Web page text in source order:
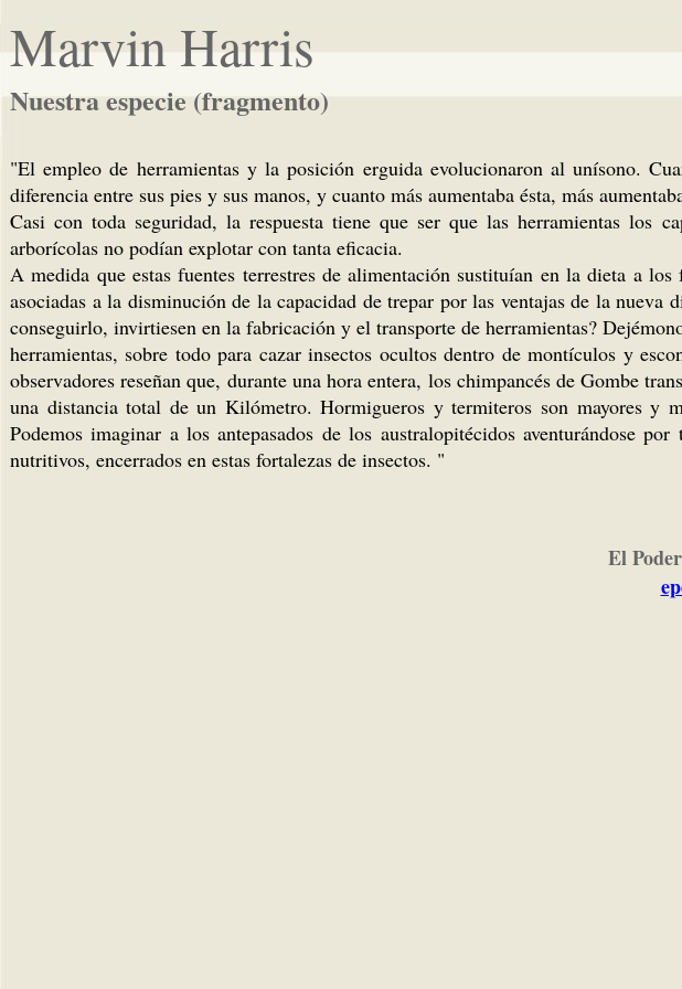
Marvin Harris
Nuestra especie (fragmento)
"El empleo de herramientas y la posición erguida evolucionaron al unísono.
diferencia entre sus pies y sus manos, y cuanto más aumentaba ésta, más
Casi con toda seguridad, la respuesta tiene que ser que las herramientas los
arborícolas no podían explotar con tanta eficacia.
A medida que estas fuentes terrestres de alimentación sustituían en la dieta a
asociadas a la disminución de la capacidad de trepar por las ventajas de la
conseguirlo, invirtiesen en la fabricación y el transporte de herramientas?
herramientas, sobre todo para cazar insectos ocultos dentro de montículos y
observadores reseñan que, durante una hora entera, los chimpancés de Gombe
una distancia total de un Kilómetro. Hormigueros y termiteros son mayores y
Podemos imaginar a los antepasados de los australopitécidos aventurándose
nutritivos, encerrados en estas fortalezas de insectos. "
El